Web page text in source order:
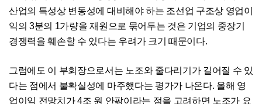
산업의 특성상 변동성에 대비해야 하는 조선업 구조상 영업이
익의 3분의 1가량을 재원으로 묶어두는 것은 기업의 중장기
경쟁력을 훼손할 수 있다는 우려가 크기 때문이다.
그럼에도 이 부회장으로서는 노조와 줄다리기가 길어질 수 있
다는 점에서 불확실성에 마주했다는 평가가 나온다. 올해 영
업이익 전망치가 4조 원 안팎이라는 점을 고려하면 노조가 요